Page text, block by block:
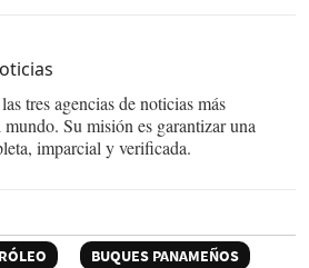
tres agencias de noticias más
Su misión es garantizar una
imparcial y verificada.
BUQUES PANAMEÑOS